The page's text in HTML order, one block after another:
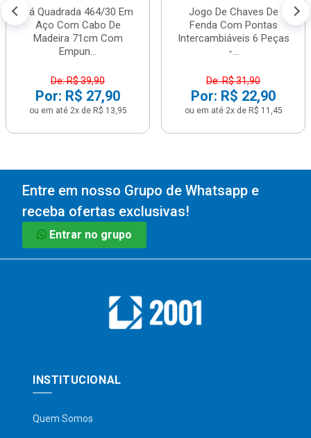
Pá Quadrada 464/30 Em
Aço Com Cabo De
Madeira 71cm Com
Empun...
De: R$ 39,90
Por: R$ 27,90
ou em até 2x de R$ 13,95
Jogo De Chaves De
Fenda Com Pontas
Intercambiáveis 6 Peças
-...
De: R$ 31,90
Por: R$ 22,90
ou em até 2x de R$ 11,45
Entre em nosso Grupo de Whatsapp e
receba ofertas exclusivas!
Entrar no grupo
INSTITUCIONAL
Quem Somos